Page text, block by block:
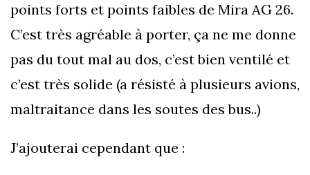
points forts et points faibles de Mira AG 26.
C’est très agréable à porter, ça ne me donne
pas du tout mal au dos, c’est bien ventilé et
c’est très solide (a résisté à plusieurs avions,
maltraitance dans les soutes des bus..)
J’ajouterai cependant que :